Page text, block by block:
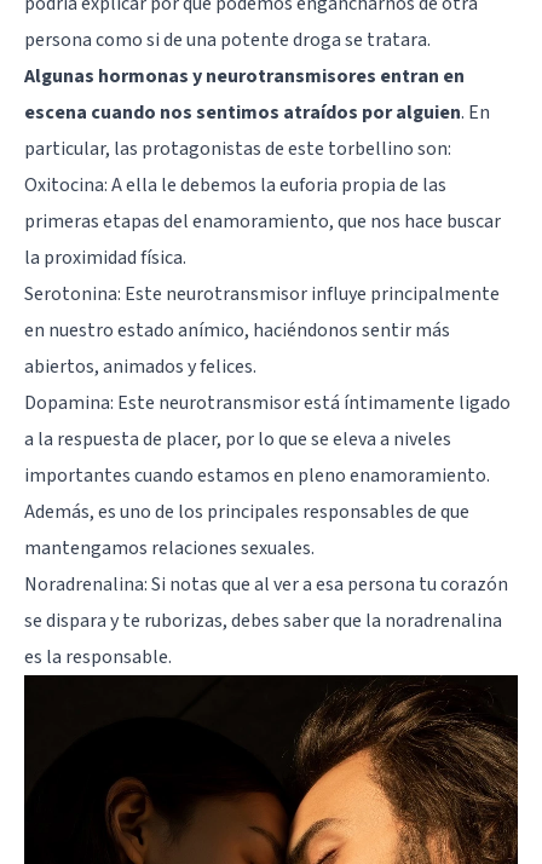
persona como si de una potente droga se tratara.
Algunas hormonas y neurotransmisores entran en
escena cuando nos sentimos atraídos por alguien. En
particular, las protagonistas de este torbellino son:
Oxitocina: A ella le debemos la euforia propia de las
primeras etapas del enamoramiento, que nos hace buscar
la proximidad física.
Serotonina: Este neurotransmisor influye principalmente
en nuestro estado anímico, haciéndonos sentir más
abiertos, animados y felices.
Dopamina: Este neurotransmisor está íntimamente ligado
a la respuesta de placer, por lo que se eleva a niveles
importantes cuando estamos en pleno enamoramiento.
Además, es uno de los principales responsables de que
mantengamos relaciones sexuales.
Noradrenalina: Si notas que al ver a esa persona tu corazón
se dispara y te ruborizas, debes saber que la noradrenalina
es la responsable.